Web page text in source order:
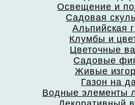
Освещение и
Садовая
Альпийская
Клумбы и
Цветочные
Садовые
Живые
Газон на
Водные элементы